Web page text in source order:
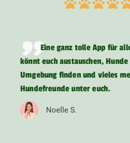
Eine ganz tolle App für
könnt euch austauschen,
Umgebung finden und vieles
Hundefreunde unter euch.
Noelle S.